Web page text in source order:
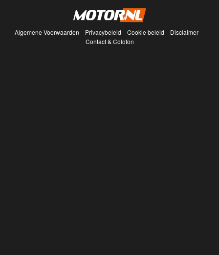
Algemene Voorwaarden Privacybeleid Cookie beleid
Disclaimer
Contact & Colofon